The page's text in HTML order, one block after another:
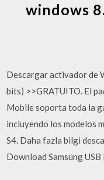
windows
Descargar activador de
bits) >>GRATUITO. El
Mobile soporta toda la
incluyendo los modelos
S4. Daha fazla bilgi
Download Samsung